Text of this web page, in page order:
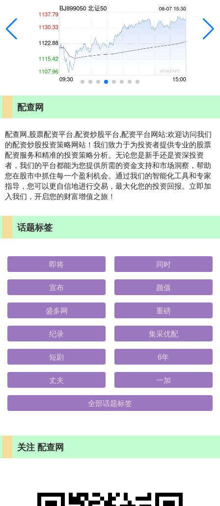
配查网
配查网,股票配资平台,配资炒股平台,配资平台网站:欢迎访问我们
的配资炒股投资策略网站！我们致力于为投资者提供专业的股票
配资服务和精准的投资策略分析。无论您是新手还是资深投资
者，我们的平台都能为您提供所需的资金支持和市场洞察，帮助
您在股市中抓住每一个盈利机会。通过我们的智能化工具和专家
指导，您可以更自信地进行交易，最大化您的投资回报。立即加
入我们，开启您的财富增值之旅！
话题标签
即将 同时
宣布 颜值
盛多网 重磅
纪录 集采优配
短剧 6年
丈夫 一加
全部话题标签
关注 配查网